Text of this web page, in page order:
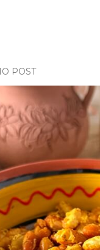
POST